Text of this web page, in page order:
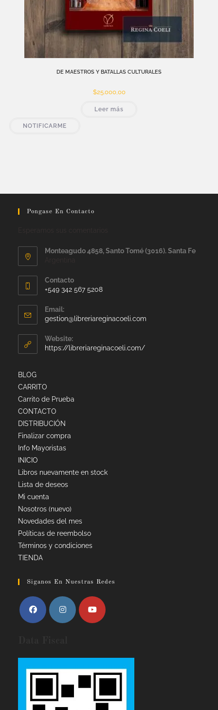
DE MAESTROS Y BATALLAS CULTURALES
$25.000,00
Leer más
NOTIFICARME
Pongase En Contacto
Monteagudo 4858, Santo Tomé (3016). Santa Fe
Contacto
+549 342 567 5208
Email:
gestion@libreriareginacoeli.com
Website:
https://libreriareginacoeli.com/
BLOG
CARRITO
Carrito de Prueba
CONTACTO
DISTRIBUCIÓN
Finalizar compra
Info Mayoristas
INICIO
Libros nuevamente en stock
Lista de deseos
Mi cuenta
Nosotros (nuevo)
Novedades del mes
Políticas de reembolso
Términos y condiciones
TIENDA
Siganos En Nuestras Redes